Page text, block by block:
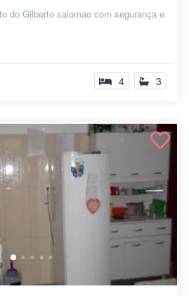
do Gilberto salomao com segurança e
4 3